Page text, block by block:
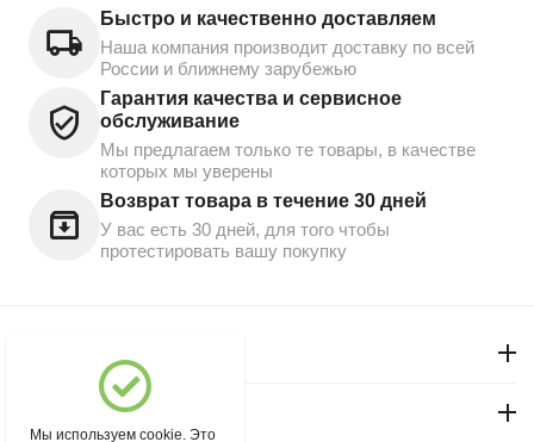
Быстро и качественно доставляем
Наша компания производит доставку по всей
России и ближнему зарубежью
Гарантия качества и сервисное
обслуживание
Мы предлагаем только те товары, в качестве
которых мы уверены
Возврат товара в течение 30 дней
У вас есть 30 дней, для того чтобы
протестировать вашу покупку
Магазин "Северный"
Мы используем cookie. Это